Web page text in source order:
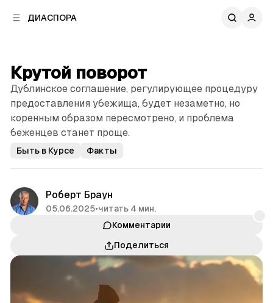
ДИАСПОРА
Крутой поворот
Дублинское соглашение, регулирующее процедуру
предоставления убежища, будет незаметно, но
коренным образом пересмотрено, и проблема
беженцев станет проще.
Быть в Курсе Факты
Роберт Браун
05.06.2025•читать 4 мин.
Комментарии
Поделиться